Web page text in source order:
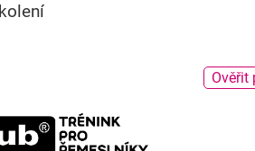
Ověřit